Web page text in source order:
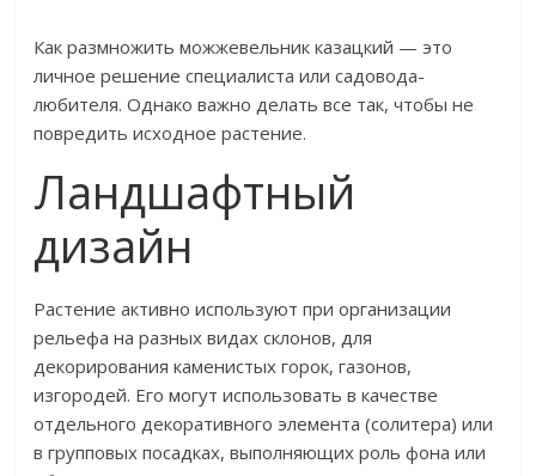
Как размножить можжевельник казацкий — это
личное решение специалиста или садовода-
любителя. Однако важно делать все так, чтобы не
повредить исходное растение.
Ландшафтный
дизайн
Растение активно используют при организации
рельефа на разных видах склонов, для
декорирования каменистых горок, газонов,
изгородей. Его могут использовать в качестве
отдельного декоративного элемента (солитера) или
в групповых посадках, выполняющих роль фона или